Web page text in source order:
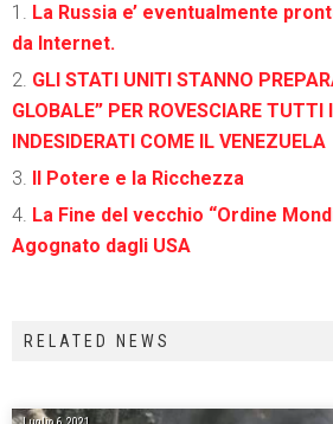
La Russia e’ eventualmente
da Internet.
GLI STATI UNITI STANNO
GLOBALE” PER ROVESCIARE TUTTI
INDESIDERATI COME IL VENEZUELA
Il Potere e la Ricchezza
La Fine del vecchio “Ordine
Agognato dagli USA
RELATED NEWS